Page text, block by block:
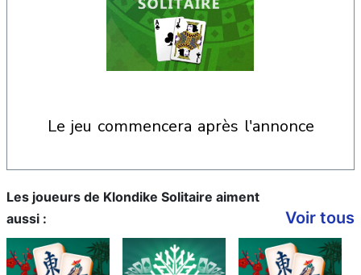
le jeu commencera après l'annonce
Les joueurs de Klondike Solitaire aiment
aussi :
Voir tous